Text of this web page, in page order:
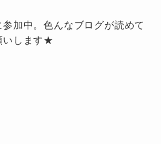
加中。色んなブログが読めて
いします★